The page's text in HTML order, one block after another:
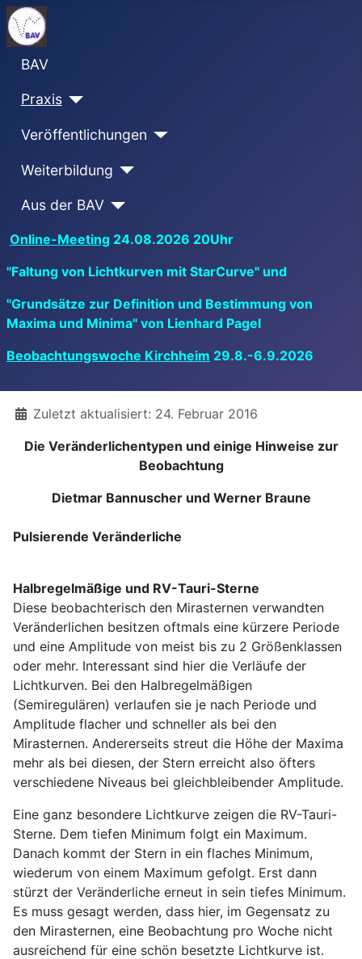
BAV
Praxis
Veröffentlichungen
Weiterbildung
Aus der BAV
Online-Meeting 24.08.2026 20Uhr
"Faltung von Lichtkurven mit StarCurve" und
"Grundsätze zur Definition und Bestimmung von
Maxima und Minima" von Lienhard Pagel
Beobachtungswoche Kirchheim 29.8.-6.9.2026
DetailsZuletzt aktualisiert: 24. Februar 2016
Die Veränderlichentypen und einige Hinweise zur
Beobachtung
Dietmar Bannuscher und Werner Braune
Pulsierende Veränderliche
Halbregelmäßige und RV-Tauri-Sterne
Diese beobachterisch den Mirasternen verwandten
Veränderlichen besitzen oftmals eine kürzere Periode
und eine Amplitude von meist bis zu 2 Größenklassen
oder mehr. Interessant sind hier die Verläufe der
Lichtkurven. Bei den Halbregelmäßigen
(Semiregulären) verlaufen sie je nach Periode und
Amplitude flacher und schneller als bei den
Mirasternen. Andererseits streut die Höhe der Maxima
mehr als bei diesen, der Stern erreicht also öfters
verschiedene Niveaus bei gleichbleibender Amplitude.
Eine ganz besondere Lichtkurve zeigen die RV-Tauri-
Sterne. Dem tiefen Minimum folgt ein Maximum.
Danach kommt der Stern in ein flaches Minimum,
wiederum von einem Maximum gefolgt. Erst dann
stürzt der Veränderliche erneut in sein tiefes Minimum.
Es muss gesagt werden, dass hier, im Gegensatz zu
den Mirasternen, eine Beobachtung pro Woche nicht
ausreichend für eine schön besetzte Lichtkurve ist.